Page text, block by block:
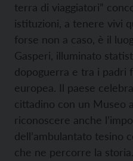
terra di viaggiatori”
istituzioni, a tenere vivi
forse non a caso, è il
Gasperi, illuminato
dopoguerra e tra i padri
europea. Il paese
cittadino con un Museo
riconoscere anche
dell’ambulantato tesino
che ne percorre la